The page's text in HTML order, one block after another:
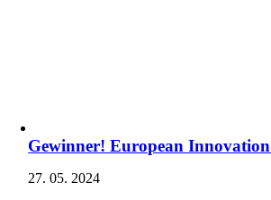
Gewinner! European
27. 05. 2024